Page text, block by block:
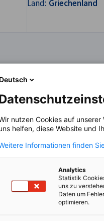
Land: Griechenland
Deutsch
nutzen Cookies auf
helfen, diese Website und
Informationen finden
Analytics
Statistik
uns zu
Daten um
optimieren.